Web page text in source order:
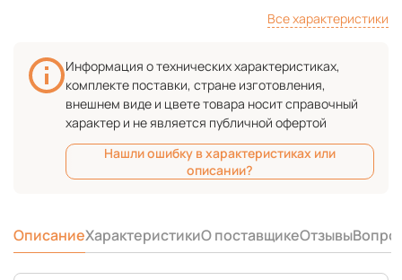
Все характеристики
Информация о технических характеристиках,
комплекте поставки, стране изготовления,
внешнем виде и цвете товара носит справочный
характер и не является публичной офертой
Нашли ошибку в характеристиках или
описании?
ОписаниеХарактеристикиО поставщикеОтзывы